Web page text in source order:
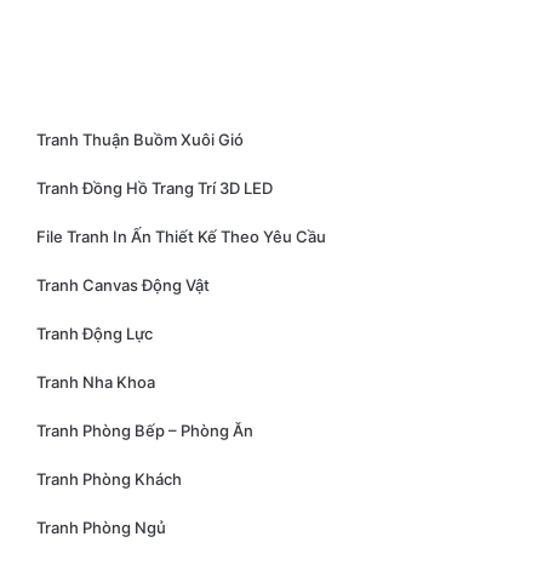
Tranh Thuận Buồm Xuôi Gió
Tranh Đồng Hồ Trang Trí 3D LED
File Tranh In Ấn Thiết Kế Theo Yêu Cầu
Tranh Canvas Động Vật
Tranh Động Lực
Tranh Nha Khoa
Tranh Phòng Bếp – Phòng Ăn
Tranh Phòng Khách
Tranh Phòng Ngủ